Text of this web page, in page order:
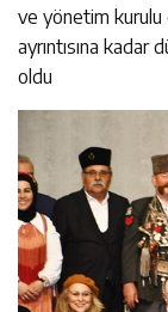
ve yönetim kurulu
ayrıntısına kadar
oldu